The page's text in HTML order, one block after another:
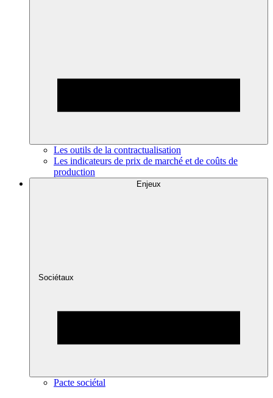
Les outils de la contractualisation
Les indicateurs de prix de marché et de coûts de
production
Enjeux
Sociétaux
Pacte sociétal